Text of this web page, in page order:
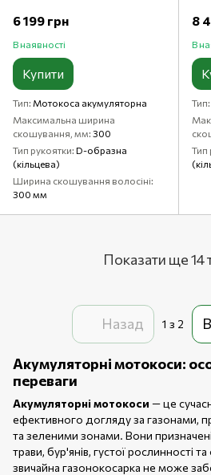
6 199 грн
В наявності
Купити
Тип Мотокоса акумуляторна
Максимальна ширина
скошування, мм 300
Тип рукоятки D-образна
(кільцева)
Ширина скошування волосіні
300 мм
8
В
Тип
Тип
Показати ще 14
Назад 1 з 2
Акумуляторні мотокоси:
переваги
Акумуляторні мотокоси — це
ефективного догляду за газонами,
та зеленими зонами. Вони
трави, бур'янів, густої рослинності
звичайна газонокосарка не може